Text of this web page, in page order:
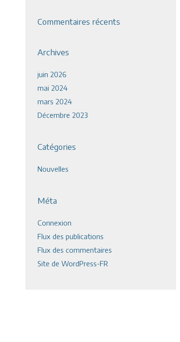
Commentaires récents
Archives
juin 2026
mai 2024
mars 2024
Décembre 2023
Catégories
Nouvelles
Méta
Connexion
Flux des publications
Flux des commentaires
Site de WordPress-FR